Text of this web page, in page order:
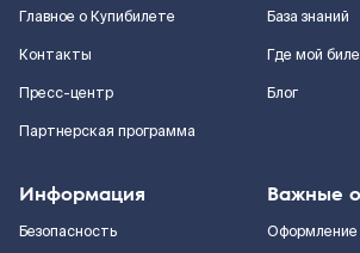
Главное о Купибилете
Контакты
Пресс-центр
Партнерская программа
База знаний
Где мой
Блог
Информация
Безопасность
Важные
Оформление